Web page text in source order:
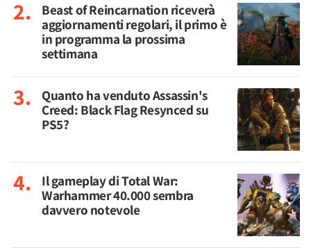
Beast of Reincarnation riceverà
aggiornamenti regolari, il primo è
in programma la prossima
settimana
Quanto ha venduto Assassin's
Creed: Black Flag Resynced su
PS5?
Il gameplay di Total War:
Warhammer 40.000 sembra
davvero notevole